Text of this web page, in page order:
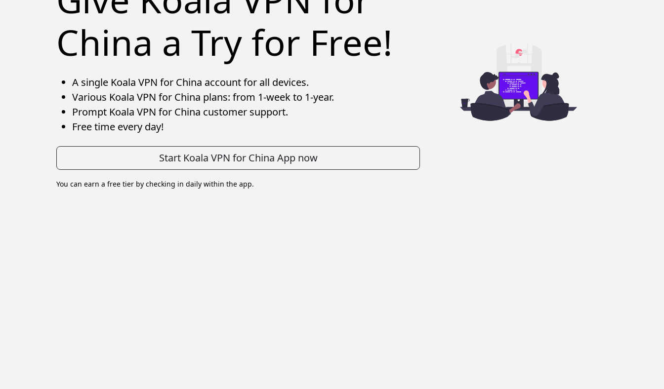
China a Try for Free!
A single Koala VPN for China account for all devices.
Various Koala VPN for China plans: from 1-week to 1-year.
Prompt Koala VPN for China customer support.
Free time every day!
Start Koala VPN for China App now
You can earn a free tier by checking in daily within the app.